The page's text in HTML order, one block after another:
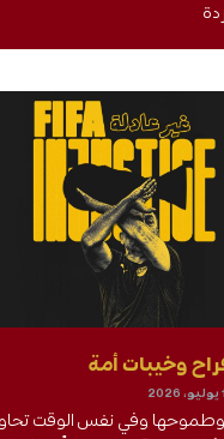
وخيبات أمة
وطموحها وفي نفس الوقت